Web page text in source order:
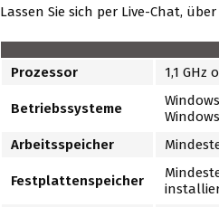
Lassen Sie sich per Live-Chat,
Prozessor
1,1 GHz
Betriebssysteme
Arbeitsspeicher
Festplattenspeicher